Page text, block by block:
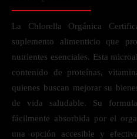
La Chlorella Orgánica
suplemento alimenticio que
nutrientes esenciales. Esta
contenido de proteínas,
quienes buscan mejorar su
de vida saludable. Su
fácilmente absorbida por el
una opción accesible y